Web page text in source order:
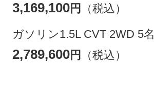
3,169,100円 （税込）
ガソリン1.5L CVT 2WD 5名
2,789,600円 （税込）